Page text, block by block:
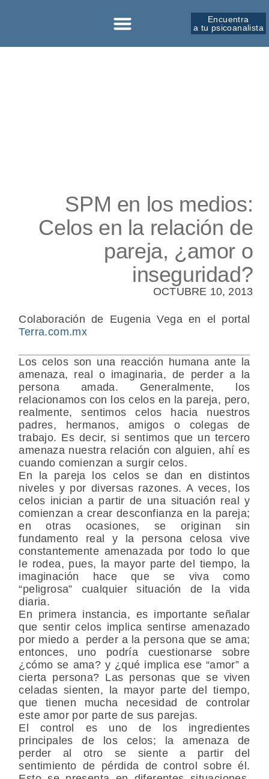
Encuentra
a tu psicoanalista
SPM en los medios:
Celos en la relación de
pareja, ¿amor o
inseguridad?
OCTUBRE 10, 2013
Colaboración de Eugenia Vega en el portal
Terra.com.mx
Loscelos son una reacción humana ante la
amenaza, real o imaginaria, de perder a la
persona amada. Generalmente, los
relacionamos con los celos en la pareja, pero,
realmente, sentimos celos hacia nuestros
padres, hermanos, amigos o colegas de
trabajo. Es decir, si sentimos que un tercero
amenaza nuestra relación con alguien, ahí es
cuando comienzan a surgir celos.
En la pareja los celos se dan endistintos
niveles y por diversas razones. A veces, los
celos inician a partir de una situación real y
comienzan a crear desconfianza en la pareja;
en otras ocasiones, se originan sin
fundamento real y la persona celosa vive
constantemente amenazada por todo lo que
le rodea, pues, la mayor parte del tiempo, la
imaginación hace que se viva como
“peligrosa” cualquier situación de la vida
diaria.
En primera instancia, es importante señalar
que sentir celos implica sentirse amenazado
por miedo a perder a la persona que se ama;
entonces, uno podría cuestionarse sobre
¿cómo se ama? y ¿qué implica ese “amor” a
cierta persona? Las personas que se viven
celadas sienten, la mayor parte del tiempo,
que tienen mucha necesidad de controlar
este amor por parte de sus parejas.
El control es uno de los ingredientes
principales de los celos; la amenaza de
perder al otro se siente a partir del
sentimiento de pérdida de control sobre él.